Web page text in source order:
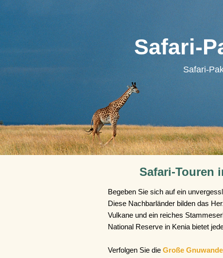
Safari-
Safari-
Safari-Touren
Begeben Sie sich auf ein
Diese Nachbarländer bilden das
Vulkane und ein reiches
National Reserve in Kenia bietet
Verfolgen Sie die Große